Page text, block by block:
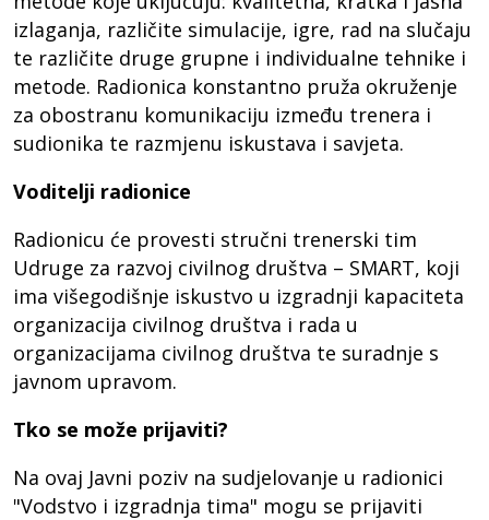
izlaganja, različite simulacije, igre, rad na slučaju
te različite druge grupne i individualne tehnike i
metode. Radionica konstantno pruža okruženje
za obostranu komunikaciju između trenera i
sudionika te razmjenu iskustava i savjeta.
Voditelji radionice
Radionicu će provesti stručni trenerski tim
Udruge za razvoj civilnog društva – SMART, koji
ima višegodišnje iskustvo u izgradnji kapaciteta
organizacija civilnog društva i rada u
organizacijama civilnog društva te suradnje s
javnom upravom.
Tko se može prijaviti?
Na ovaj Javni poziv na sudjelovanje u radionici
"Vodstvo i izgradnja tima" mogu se prijaviti